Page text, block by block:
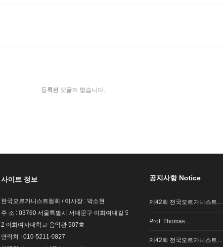
등록된 댓글이 없습니다.
사이트 정보
한국오르가니스트협회 / 이사장 : 박소현
주 소 : 03760 서울특별시 서대문구 이화여대길 5
2 이화여자대학교 음악관 507호
연락처 : 010-5211-0827
공지사항 Notice
제42회 전국오르가니스트…
Prof. Thomas …
제42회 전국오르가니스트…